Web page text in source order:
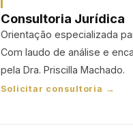
Consultoria Jurídica
Orientação especializada
Com laudo de análise e
pela Dra. Priscilla Machado.
Solicitar consultoria →